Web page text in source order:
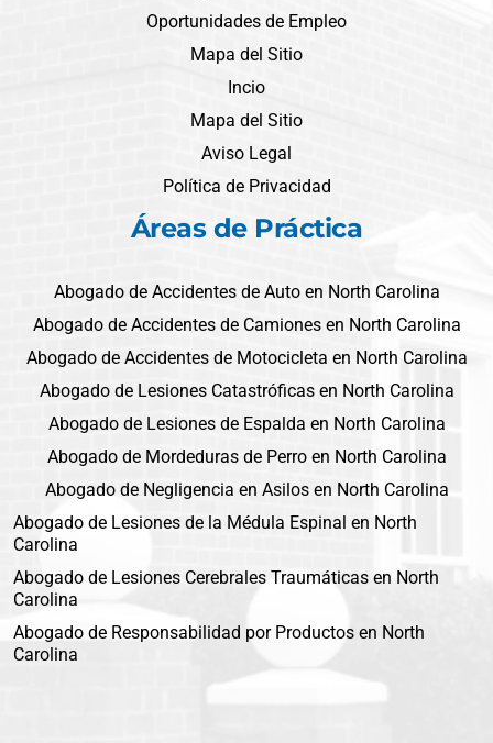
Oportunidades de Empleo
Mapa del Sitio
Incio
Mapa del Sitio
Aviso Legal
Política de Privacidad
Áreas de Práctica
Abogado de Accidentes de Auto en North Carolina
Abogado de Accidentes de Camiones en North Carolina
Abogado de Accidentes de Motocicleta en North Carolina
Abogado de Lesiones Catastróficas en North Carolina
Abogado de Lesiones de Espalda en North Carolina
Abogado de Mordeduras de Perro en North Carolina
Abogado de Negligencia en Asilos en North Carolina
Abogado de Lesiones de la Médula Espinal en North
Carolina
Abogado de Lesiones Cerebrales Traumáticas en North
Carolina
Abogado de Responsabilidad por Productos en North
Carolina